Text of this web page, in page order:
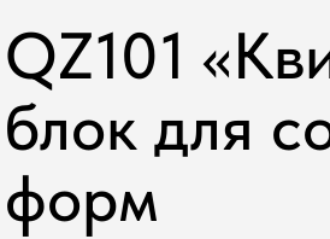
QZ101
блок для
форм